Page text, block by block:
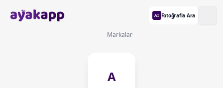
AI Fotoğrafla Ara
Markalar
A